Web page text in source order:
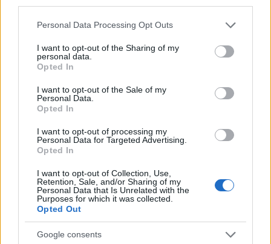
Please note that this website/app uses one or more Google
not limited to your visit or usage behaviour. You may click to
grant or deny consent to Google and its third-party tags to
use your data for below specified purposes in below Google
consent section.
Personal Data Processing Opt Outs
I want to opt-out of the Sharing of my
personal data.
Opted In
I want to opt-out of the Sale of my
Personal Data.
Opted In
I want to opt-out of processing my
Personal Data for Targeted Advertising.
Opted In
I want to opt-out of Collection, Use,
Retention, Sale, and/or Sharing of my
Personal Data that Is Unrelated with the
Purposes for which it was collected.
Opted Out
Google consents
A darab, amelyben gellert kap a
magyar történelem
A Magyar nátha című történelem-facsarintó előadás
szereplői meséltek a történelemóráikról, és hogy az
előadás mennyiben sértheti a honérzetünket.